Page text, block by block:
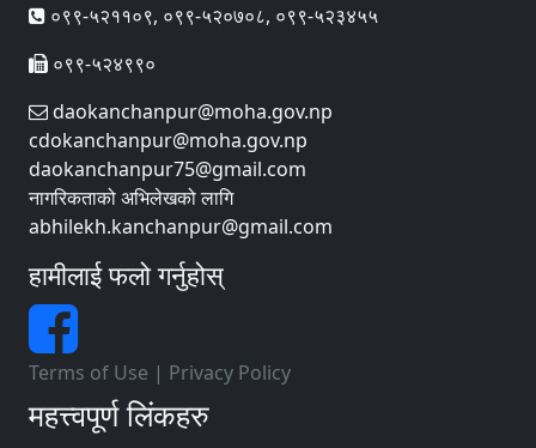
०९९-५२११०९, ०९९-५२०७०८, ०९९-५२३४५५
०९९-५२४९९०
daokanchanpur@moha.gov.np
cdokanchanpur@moha.gov.np
daokanchanpur75@gmail.com
नागरिकताको अभिलेखको लागि
abhilekh.kanchanpur@gmail.com
हामीलाई फलो गर्नुहोस्
Terms of Use | Privacy Policy
महत्त्वपूर्ण लिंकहरु